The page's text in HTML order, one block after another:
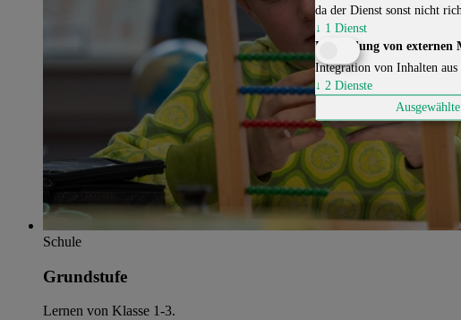
Schule
Grundstufe
Lernen von Klasse 1-3.
da der Dienst sonst nicht
↓ 1 Dienst
Einbindung von externen
Integration von Inhalten
↓ 2 Dienste